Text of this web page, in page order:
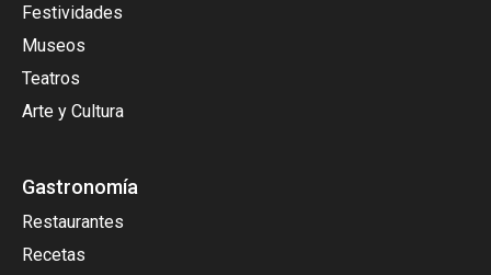
Festividades
Museos
Teatros
Arte y Cultura
Gastronomía
Restaurantes
Recetas